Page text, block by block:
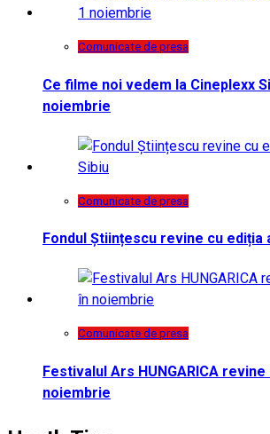
Comunicate de presa
Ce filme noi vedem la Cineplexx
noiembrie
Comunicate de presa
Fondul Științescu revine cu ediția
Comunicate de presa
Festivalul Ars HUNGARICA revine
noiembrie